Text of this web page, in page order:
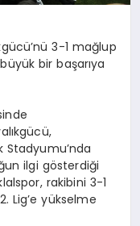
3-1 mağlup
bir başarıya
Stadyumu’nda
ilgi gösterdiği
rakibini 3-1
Lig’e yükselme